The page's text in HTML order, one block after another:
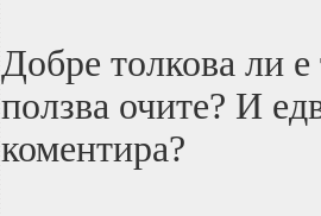
Добре толкова ли
ползва очите? И
коментира?